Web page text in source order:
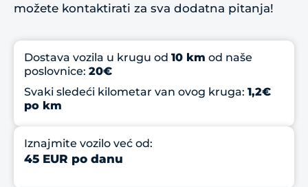
možete kontaktirati za sva dodatna pitanja!
Dostava vozila u krugu od 10 km od naše
poslovnice: 20€
Svaki sledeći kilometar van ovog kruga: 1,2€
po km
Iznajmite vozilo već od:
45 EUR po danu